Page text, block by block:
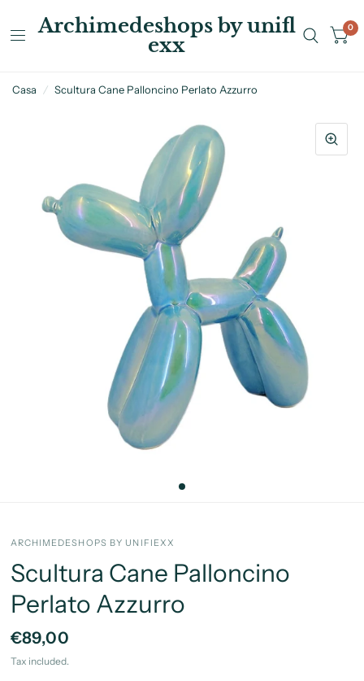
Archimedeshops by unifl
exx
0
Casa / Scultura Cane Palloncino Perlato Azzurro
ARCHIMEDESHOPS BY UNIFIEXX
Scultura Cane Palloncino
Perlato Azzurro
€89,00
Tax included.